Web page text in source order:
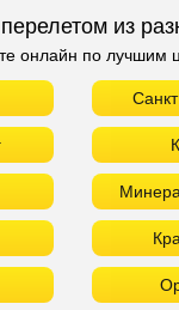
из
онлайн по лучшим